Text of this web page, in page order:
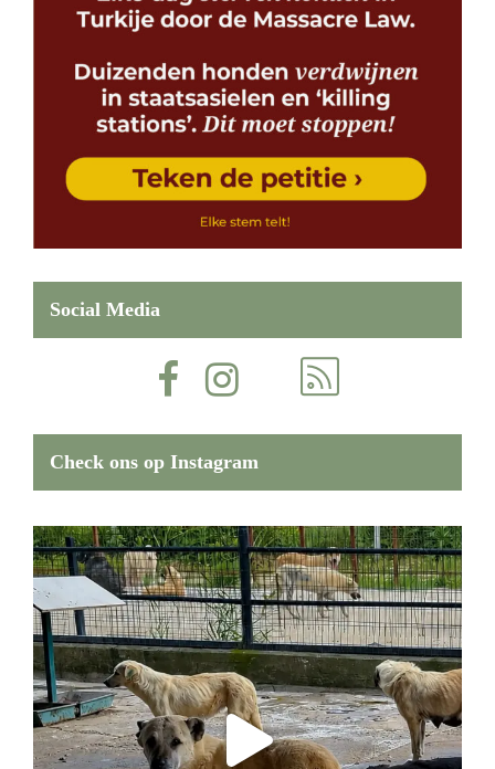
Social Media
Check ons op Instagram